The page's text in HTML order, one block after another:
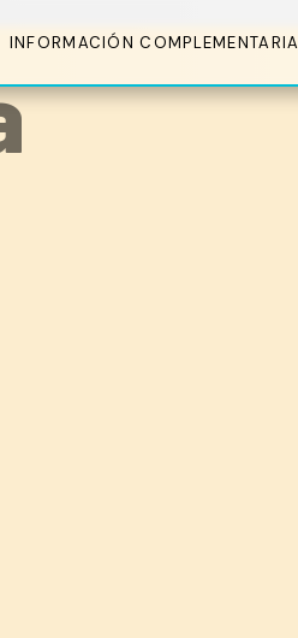
INFORMACIÓN COMPLEMENTARIA